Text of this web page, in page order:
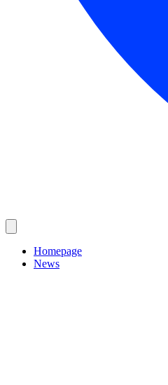
Homepage
News